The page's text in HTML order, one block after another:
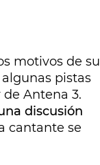
motivos de su
pistas
Antena 3.
discusión
cantante se